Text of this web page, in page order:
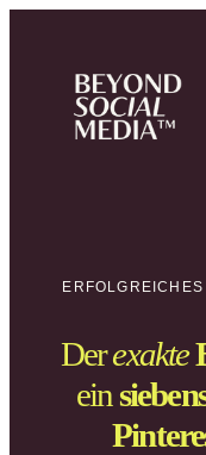
Derexakte
ein